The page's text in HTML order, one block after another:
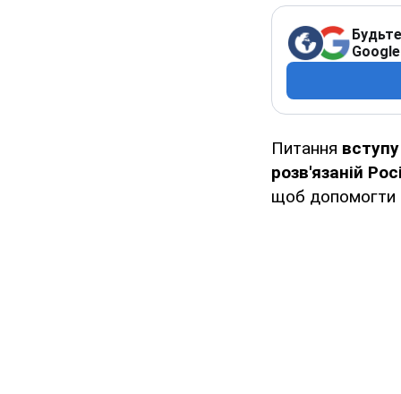
Google
Питання
розв'язаній
щоб допомогти